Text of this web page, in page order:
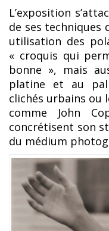
L’exposition
de ses techniques
utilisation des
« croquis qui
bonne », mais
platine et au
clichés urbains ou
comme John
concrétisent son
du médium